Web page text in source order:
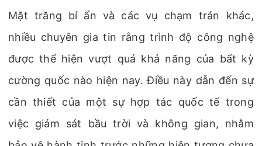
Mặt trăng bí ẩn và các vụ chạm trán khác,
nhiều chuyên gia tin rằng trình độ công nghệ
được thể hiện vượt quá khả năng của bất kỳ
cường quốc nào hiện nay. Điều này dẫn đến sự
cần thiết của một sự hợp tác quốc tế trong
việc giám sát bầu trời và không gian, nhằm